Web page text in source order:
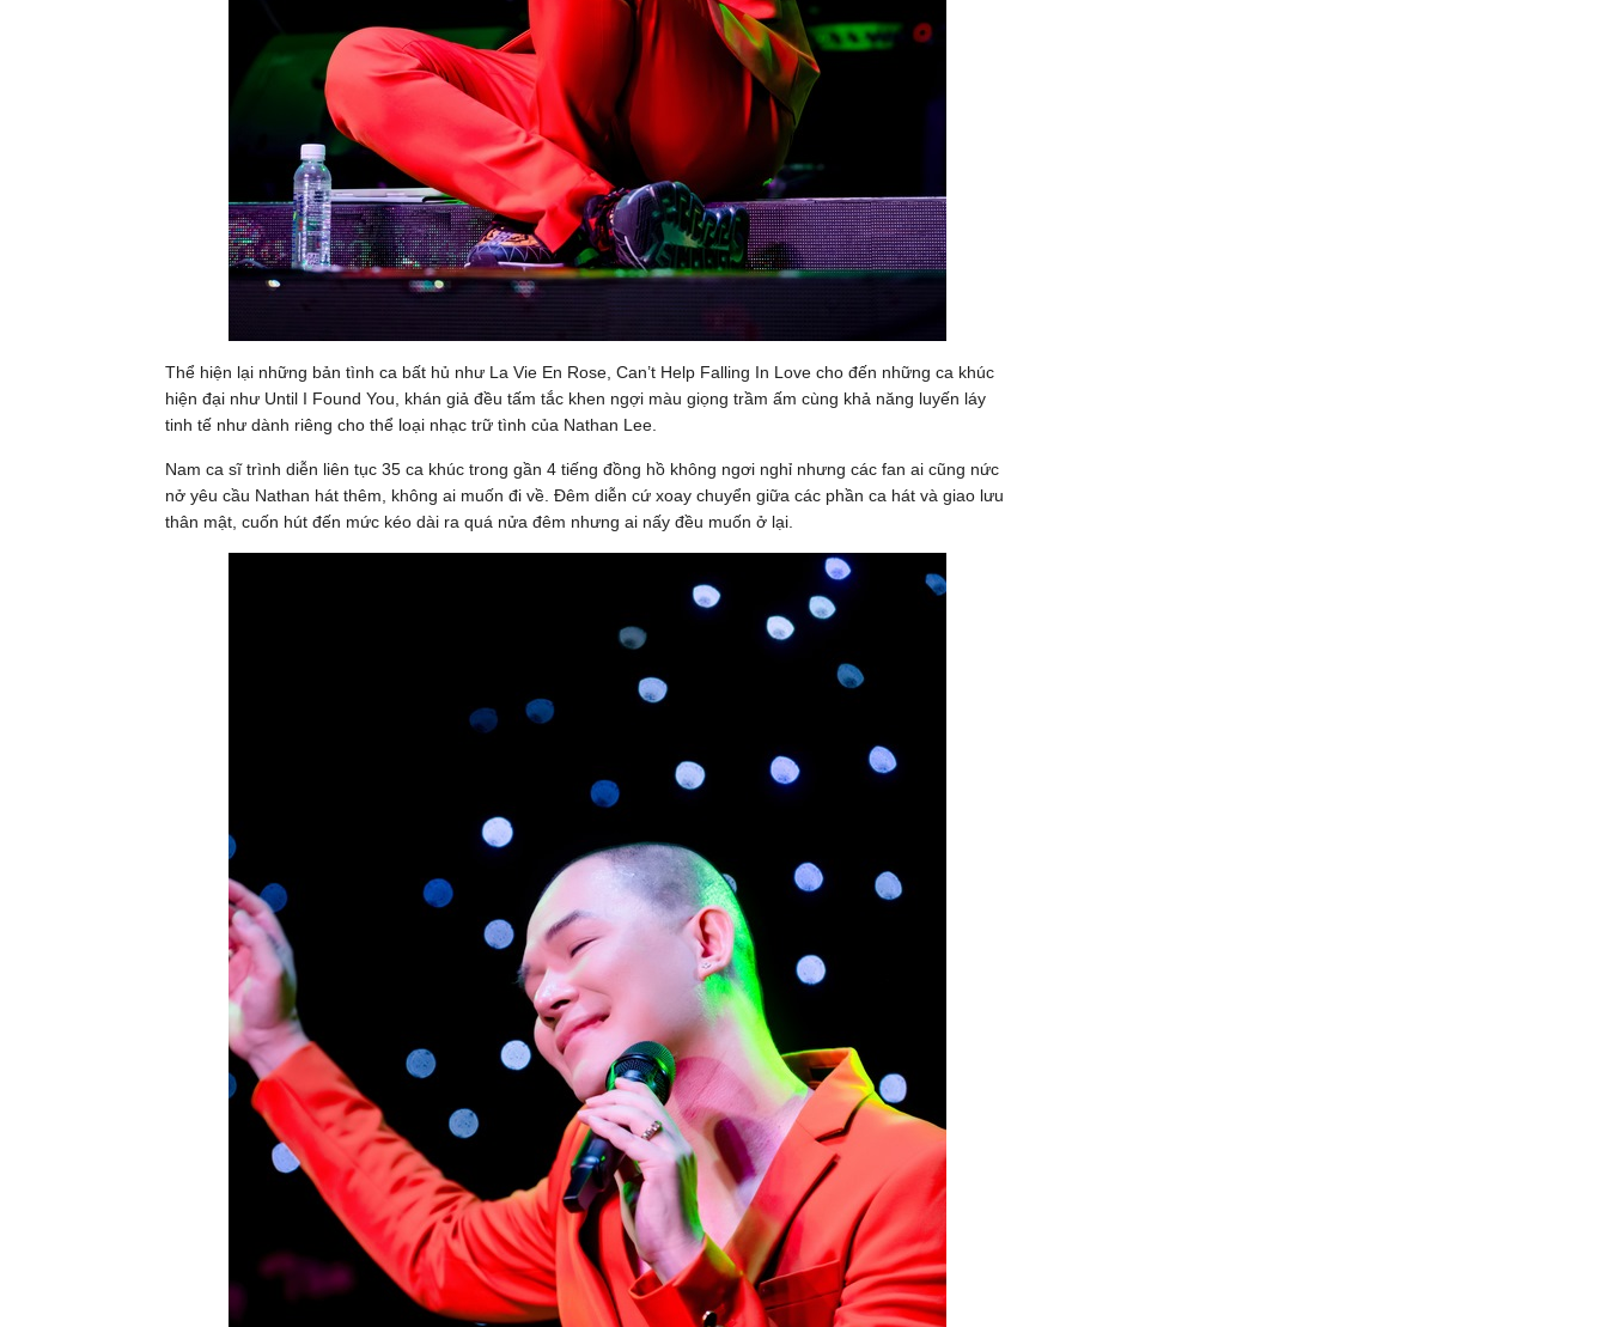
Thể hiện lại những bản tình ca bất hủ như La Vie En Rose, Can’t Help Falling In Love cho đến những ca khúc
hiện đại như Until I Found You, khán giả đều tấm tắc khen ngợi màu giọng trầm ấm cùng khả năng luyến láy
tinh tế như dành riêng cho thể loại nhạc trữ tình của Nathan Lee.
Nam ca sĩ trình diễn liên tục 35 ca khúc trong gần 4 tiếng đồng hồ không ngơi nghỉ nhưng các fan ai cũng nức
nở yêu cầu Nathan hát thêm, không ai muốn đi về. Đêm diễn cứ xoay chuyển giữa các phần ca hát và giao lưu
thân mật, cuốn hút đến mức kéo dài ra quá nửa đêm nhưng ai nấy đều muốn ở lại.